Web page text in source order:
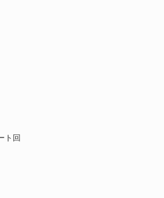
ト回